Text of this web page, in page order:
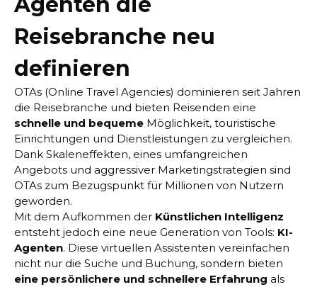
Reisebranche neu
definieren
OTAs (Online Travel Agencies) dominieren seit Jahren
die Reisebranche und bieten Reisenden eine
schnelle und bequeme Möglichkeit, touristische
Einrichtungen und Dienstleistungen zu vergleichen.
Dank Skaleneffekten, eines umfangreichen
Angebots und aggressiver Marketingstrategien sind
OTAs zum Bezugspunkt für Millionen von Nutzern
geworden.
Mit dem Aufkommen der Künstlichen Intelligenz
entsteht jedoch eine neue Generation von Tools: KI-
Agenten. Diese virtuellen Assistenten vereinfachen
nicht nur die Suche und Buchung, sondern bieten
eine persönlichere und schnellere Erfahrung als